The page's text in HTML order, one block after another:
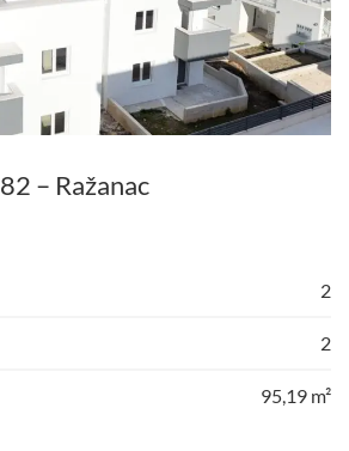
– Ražanac
2
2
95,19 m²